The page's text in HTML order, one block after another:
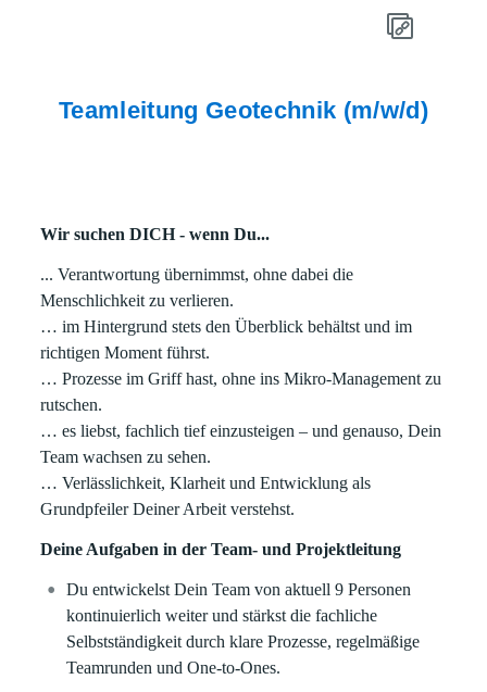
Teamleitung Geotechnik (m/w/d)
Wir suchen DICH - wenn Du...
... Verantwortung übernimmst, ohne dabei die
Menschlichkeit zu verlieren.
… im Hintergrund stets den Überblick behältst und im
richtigen Moment führst.
… Prozesse im Griff hast, ohne ins Mikro-Management zu
rutschen.
… es liebst, fachlich tief einzusteigen – und genauso, Dein
Team wachsen zu sehen.
… Verlässlichkeit, Klarheit und Entwicklung als
Grundpfeiler Deiner Arbeit verstehst.
Deine Aufgaben in der Team- und Projektleitung
Du entwickelst Dein Team von aktuell 9 Personen
kontinuierlich weiter und stärkst die fachliche
Selbstständigkeit durch klare Prozesse, regelmäßige
Teamrunden und One-to-Ones.